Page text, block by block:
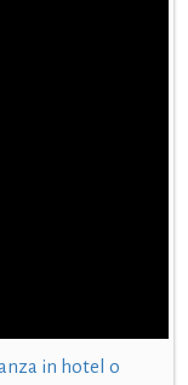
in hotel o